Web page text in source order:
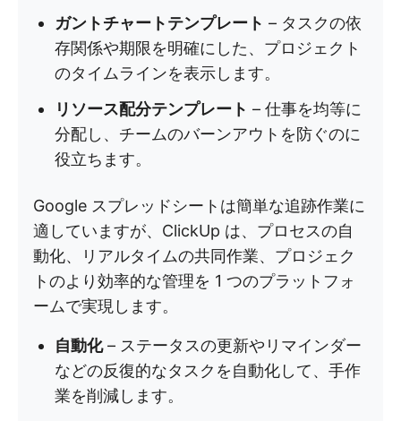
ガントチャートテンプレート – タスクの依
存関係や期限を明確にした、プロジェクト
のタイムラインを表示します。
リソース配分テンプレート – 仕事を均等に
分配し、チームのバーンアウトを防ぐのに
役立ちます。
Google スプレッドシートは簡単な追跡作業に
適していますが、ClickUp は、プロセスの自
動化、リアルタイムの共同作業、プロジェク
トのより効率的な管理を 1 つのプラットフォ
ームで実現します。
自動化– ステータスの更新やリマインダー
などの反復的なタスクを自動化して、手作
業を削減します。